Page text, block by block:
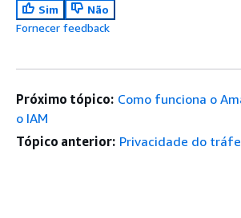
Sim
Não
Fornecer feedback
Próximo tópico: Como funciona o
o IAM
Tópico anterior: Privacidade do